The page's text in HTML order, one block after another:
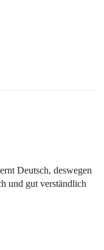
Deutsch, deswegen
und gut verständlich